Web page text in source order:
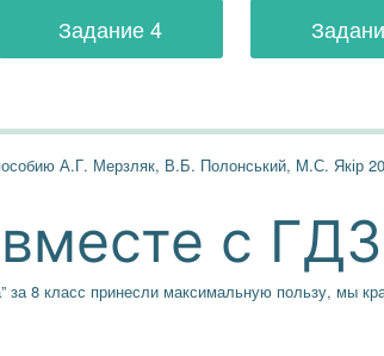
Задание 4
А.Г. Мерзляк, В.Б. Полонський, M.С. Якір
с
8 класс принесли максимальную пользу, мы